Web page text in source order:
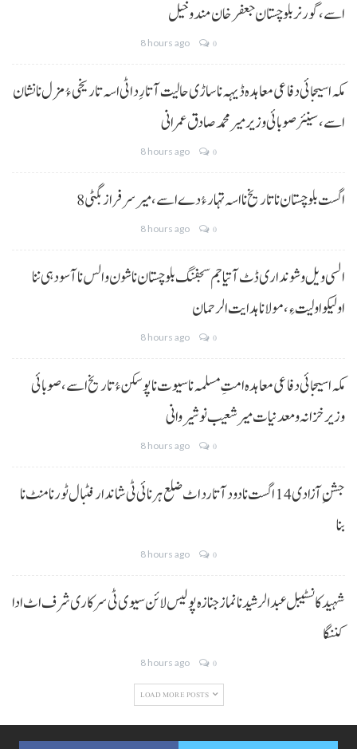
اسے،گورنر بلوچستان جعفر خان مندوخیل
8 hours ago 0
مکہ اسیجائی دفاعی معاہدہ ڈیہہ نا ساڑی حالیت آتا رِد اٹی اسہ تاریخی ءُ مزل نا نشان
اسے،سینئر صوبائی وزیر میر محمد صادق عمرانی
8 hours ago 0
8 اگست بلوچستان نا تاریخ نا اسہ تہار ءُ دے اسے، میرسرفراز بگٹی
8 hours ago 0
السی ویل و شونداری ڈٹ آتیا جم سجفنگ بلوچستان نا شون و الس نا آسودہی ننا
اولیکو اولیت ءِ،مولانا ہدایت الرحمان
8 hours ago 0
مکہ اسیجائی دفاعی معاہدہ امتِ مسلمہ نا سیوت نا پوسکن ءُ تاریخ اسے، صوبائی
وزیر خزانہ و معدنیات میر شعیب نوشیروانی
8 hours ago 0
جشنِ آزادی 14 اگست نا دود آتا رد اٹ ضلع ہرنائی ٹی شاندار فٹبال ٹورنامنٹ نا
بنا
8 hours ago 0
شہید کانسٹیبل عبدالرشید نا نماز جنازہ پولیس لائن سیوی ٹی سرکاری شرف اٹ ادا
کننگا
8 hours ago 0
LOAD MORE POSTS